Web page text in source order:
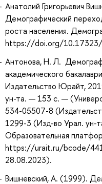
Анатолий Григорьевич
Демографический
роста населения.
https://doi.org/10.17323/
Антонова, Н. Л.
академического
Издательство Юрайт,
ун-та. — 153 с. —
534-05507-8
1299-3 (Изд-во Урал. ун-
Образовательная
https://urait.ru/bcode/
28.08.2023).
Вишневский, А. (1999).